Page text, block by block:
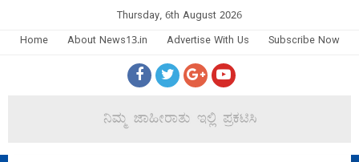
Thursday, 6th August 2026
Home
About News13.in Advertise With Us Subscribe Now